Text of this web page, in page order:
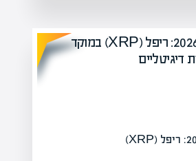
שוק הקריפטו ב-2026: ריפל (XRP)